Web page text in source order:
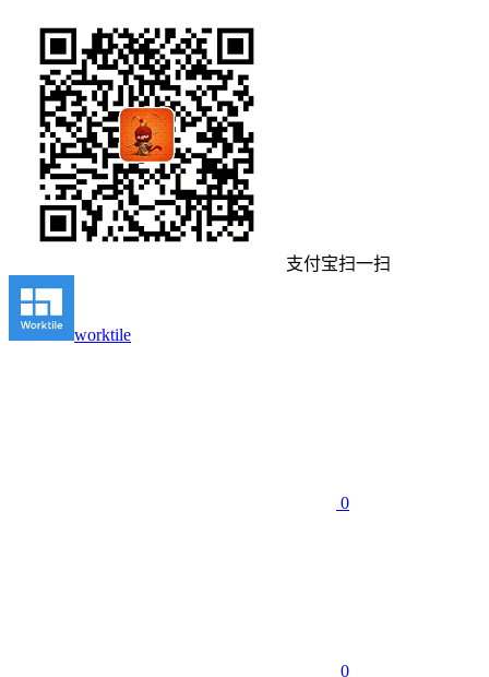
支付宝扫一扫
worktile
0
0